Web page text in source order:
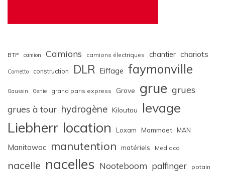
BTP camion Camions camions électriques chantier chariots
Cometto construction DLR Eiffage faymonville
Gaussin Genie grand paris express Grove grue grues
grues à tour hydrogène Kiloutou levage
Liebherr location Loxam Mammoet MAN
Manitowoc manutention matériels Mediaco
nacelle nacelles Nooteboom palfinger potain